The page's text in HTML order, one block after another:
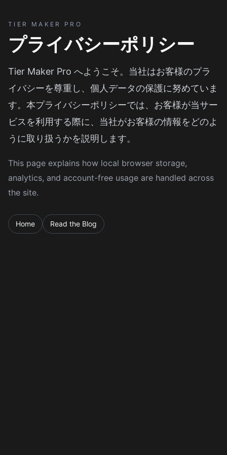
TIER MAKER PRO
プライバシーポリシー
Tier Maker Pro へようこそ。当社はお客様のプラ
イバシーを尊重し、個人データの保護に努めていま
す。本プライバシーポリシーでは、お客様が当サー
ビスを利用する際に、当社がお客様の情報をどのよ
うに取り扱うかを説明します。
This page explains how local browser storage,
analytics, and account-free usage are handled across
the site.
Home Read the Blog